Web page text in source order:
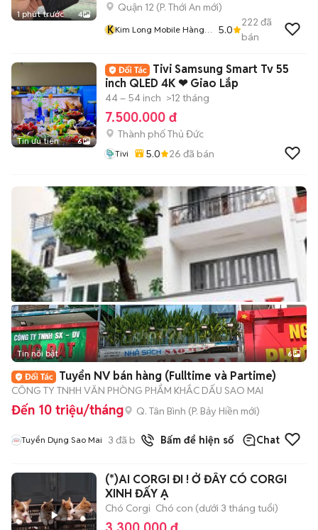
1 phút trước 4
Quận 12 (P. Thới An mới)
KKim Long Mobile Hàng
5.0
222 đã
bán
Tin ưu tiên 6
Tivi Samsung Smart Tv 55
inch QLED 4K ❤ Giao Lắp
44 – 54 inch >12 tháng
7.500.000 đ
Thành phố Thủ Đức
Tivi 5.0 26 đã bán
+2
Tin nổi bật 6
Tuyển NV bán hàng (Fulltime và Partime)
CÔNG TY TNHH VĂN PHÒNG PHẨM KHẮC DẤU SAO MAI
Đến 10 triệu/tháng Q. Tân Bình (P. Bảy Hiền mới)
Tuyển Dụng Sao Mai 3 đã bán Bấm để hiện số Chat
(*)AI CORGI ĐI ! Ở ĐÂY CÓ CORGI
XINH ĐẤY Ạ
Chó Corgi Chó con (dưới 3 tháng tuổi)